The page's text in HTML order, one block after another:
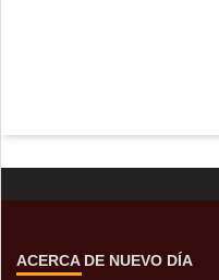
ACERCA DE NUEVO DÍA